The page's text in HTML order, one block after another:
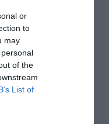
or
to
may
of the
List of